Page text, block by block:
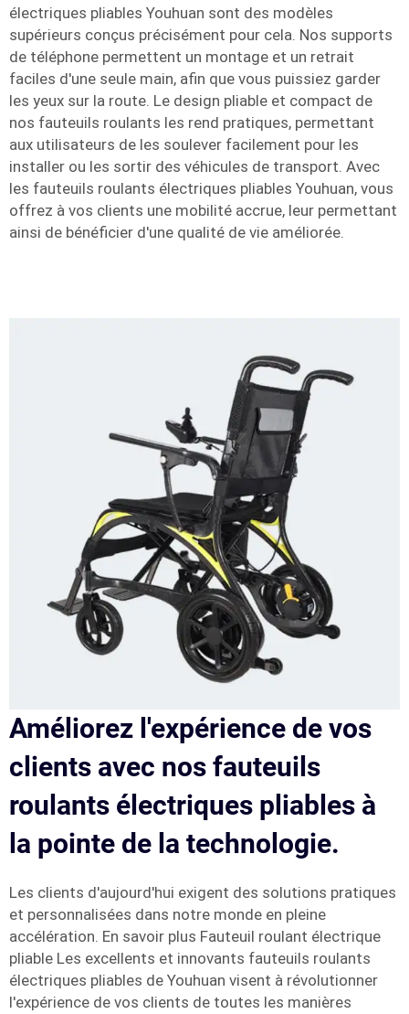
électriques pliables Youhuan sont des modèles
supérieurs conçus précisément pour cela. Nos supports
de téléphone permettent un montage et un retrait
faciles d'une seule main, afin que vous puissiez garder
les yeux sur la route. Le design pliable et compact de
nos fauteuils roulants les rend pratiques, permettant
aux utilisateurs de les soulever facilement pour les
installer ou les sortir des véhicules de transport. Avec
les fauteuils roulants électriques pliables Youhuan, vous
offrez à vos clients une mobilité accrue, leur permettant
ainsi de bénéficier d'une qualité de vie améliorée.
Améliorez l'expérience de vos
clients avec nos fauteuils
roulants électriques pliables à
la pointe de la technologie.
Les clients d'aujourd'hui exigent des solutions pratiques
et personnalisées dans notre monde en pleine
accélération. En savoir plus Fauteuil roulant électrique
pliable Les excellents et innovants fauteuils roulants
électriques pliables de Youhuan visent à révolutionner
l'expérience de vos clients de toutes les manières